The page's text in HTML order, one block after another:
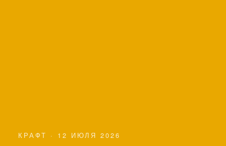
КРАФТ · 12 ИЮЛЯ 2026